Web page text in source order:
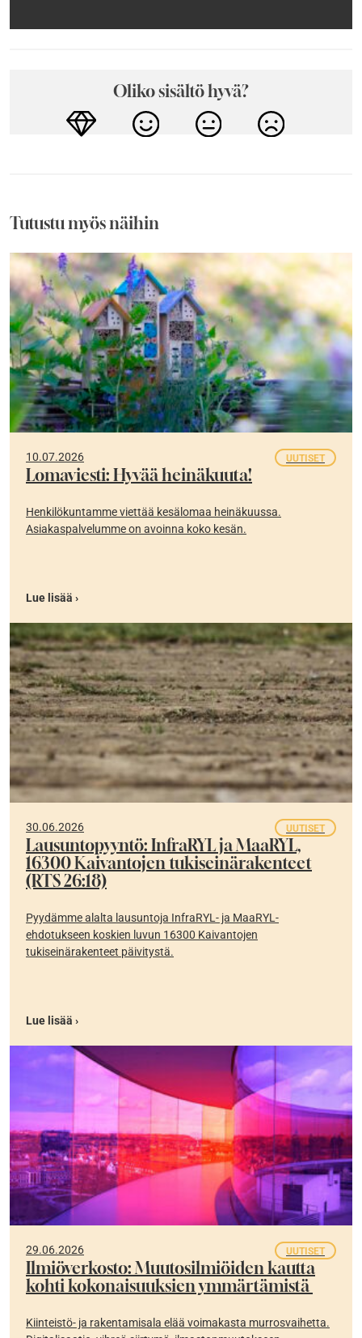
Oliko sisältö hyvä?
Tutustu myös näihin
10.07.2026 UUTISET
Lomaviesti: Hyvää heinäkuuta!
Henkilökuntamme viettää kesälomaa heinäkuussa.
Asiakaspalvelumme on avoinna koko kesän.
Lue lisää ›
30.06.2026 UUTISET
Lausuntopyyntö: InfraRYL ja MaaRYL,
16300 Kaivantojen tukiseinärakenteet
(RTS 26:18)
Pyydämme alalta lausuntoja InfraRYL- ja MaaRYL-
ehdotukseen koskien luvun 16300 Kaivantojen
tukiseinärakenteet päivitystä.
Lue lisää ›
29.06.2026 UUTISET
Ilmiöverkosto: Muutosilmiöiden kautta
kohti kokonaisuuksien ymmärtämistä
Kiinteistö- ja rakentamisala elää voimakasta murrosvaihetta.